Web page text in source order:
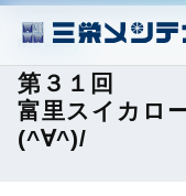
News/Blog
第３１回
富里スイカロ
(^∀^)/